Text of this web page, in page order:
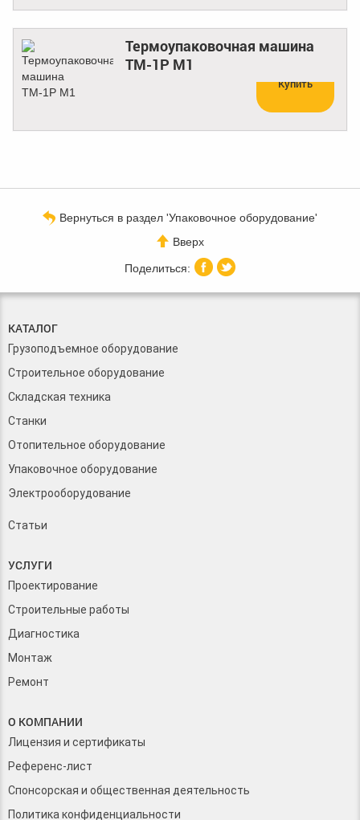
Термоупаковочная машина
ТМ-1Р М1
Купить
Вернуться в раздел 'Упаковочное оборудование'
Вверх
КАТАЛОГ
Грузоподъемное оборудование
Строительное оборудование
Складская техника
Станки
Отопительное оборудование
Упаковочное оборудование
Электрооборудование
Статьи
УСЛУГИ
Проектирование
Строительные работы
Диагностика
Монтаж
Ремонт
О КОМПАНИИ
Лицензия и сертификаты
Референс-лист
Спонсорская и общественная деятельность
Политика конфиденциальности